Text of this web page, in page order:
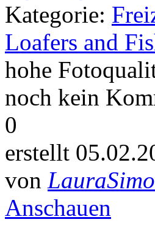
Kategorie:
Loafers and
hohe
noch kein
0
erstellt
von
Anschauen